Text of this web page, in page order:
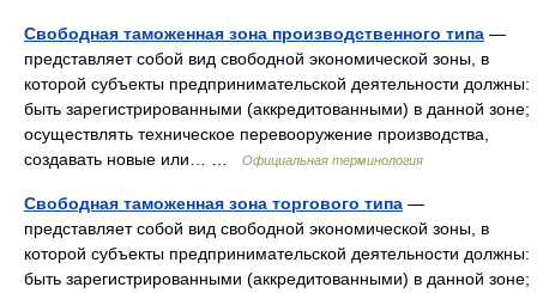
Свободная таможенная зона производственного типа —
представляет собой вид свободной экономической зоны, в
которой субъекты предпринимательской деятельности должны:
быть зарегистрированными (аккредитованными) в данной зоне;
осуществлять техническое перевооружение производства,
создавать новые или… …
Официальная терминология
Свободная таможенная зона торгового типа —
представляет собой вид свободной экономической зоны, в
которой субъекты предпринимательской деятельности должны:
быть зарегистрированными (аккредитованными) в данной зоне;